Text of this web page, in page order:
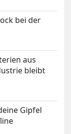
bei der
aus
bleibt
Gipfel